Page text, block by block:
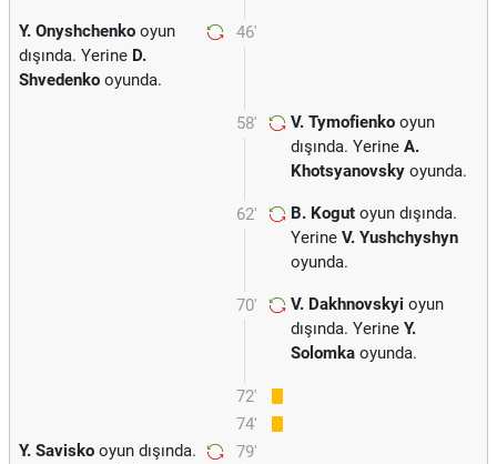
46'
Y. Onyshchenko oyun
dışında. Yerine D.
Shvedenko oyunda.
58' V. Tymofienko oyun
dışında. Yerine A.
Khotsyanovsky oyunda.
62' B. Kogut oyun dışında.
Yerine V. Yushchyshyn
oyunda.
70' V. Dakhnovskyi oyun
dışında. Yerine Y.
Solomka oyunda.
72'
74'
79'
Y. Savisko oyun dışında.